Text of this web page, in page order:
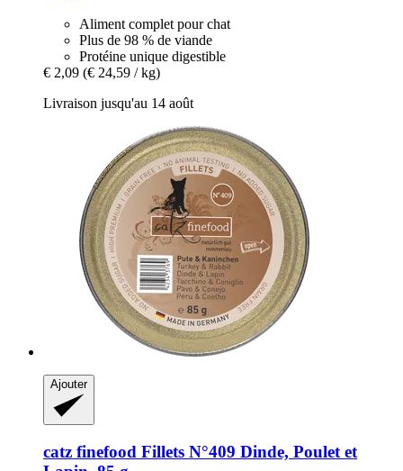
Aliment complet pour chat
Plus de 98 % de viande
Protéine unique digestible
€ 2,09 (€ 24,59 / kg)
Livraison jusqu'au 14 août
Ajouter
catz finefood Fillets N°409 Dinde, Poulet et